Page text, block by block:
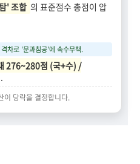
' 조합 의 표준점수 총점이 압
차로 '문과침공'에 속수무책.
276~280점 (국+수) /
이 당락을 결정합니다.